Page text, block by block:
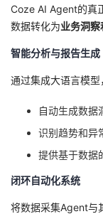
Coze AI Agent的真
数据转化为业务洞
智能分析与报告生成
通过集成大语言模型
自动生成数据
识别趋势和异
提供基于数据
闭环自动化系统
将数据采集Agent与